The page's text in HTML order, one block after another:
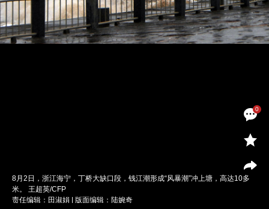
0
8月2日，浙江海宁，丁桥大缺口段，钱江潮形成“风暴潮”冲上塘，高达10多
米。 王超英/CFP
责任编辑：田淑娟 | 版面编辑：陆婉奇